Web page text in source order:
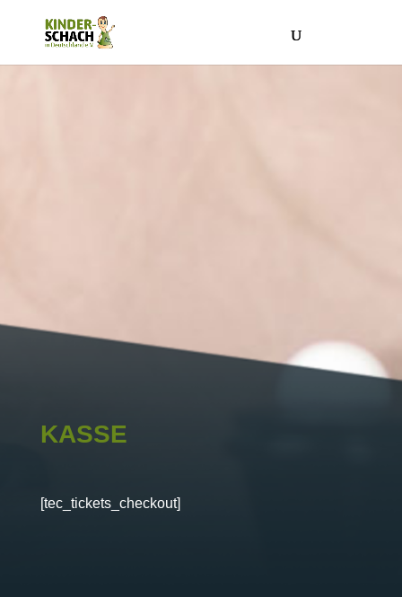
KASSE
[tec_tickets_checkout]